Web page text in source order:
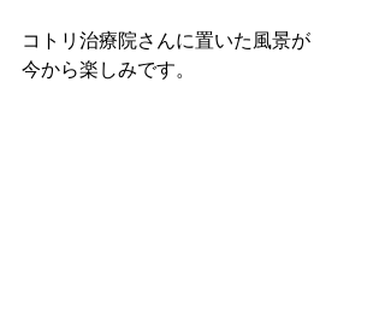
コトリ治療院さんに置いた風景が
今から楽しみです。